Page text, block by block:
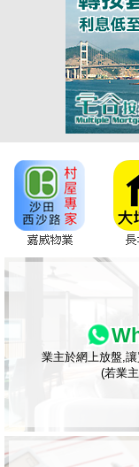
業主於網上放盤,
(若業